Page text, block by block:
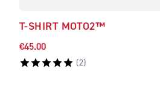
T-SHIRT MOTO2™
€45.00
(2)